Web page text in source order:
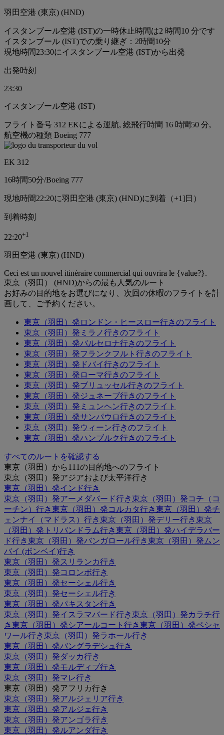
羽田空港 (東京) (HND)
イスタンブール空港 (IST)の一時休止時間は2 時間10 分です
イスタンブール (IST)での乗り継ぎ：2時間10分
現地時間23:30にイスタンブール空港 (IST)から出発
出発時刻
23:30
イスタンブール空港 (IST)
フライト番号 312 EKによる運航, 総飛行時間 16 時間50 分,
航空機の種類 Boeing 777
EK 312
16時間50分/Boeing 777
現地時間22:20に羽田空港 (東京) (HND)に到着（+1]日）
到着時刻
22:20+1
羽田空港 (東京) (HND)
Ceci est un nouvel itinéraire commercial qui ouvrira le {value?}.
東京（羽田） (HND)からの最も人気のルート
お好みの目的地をお選びになり、次回の休暇のフライトを計
画して、ご予約ください。
東京（羽田）発ロンドン・ヒースロー行きのフライト
東京（羽田）発ミラノ行きのフライト
東京（羽田）発バルセロナ行きのフライト
東京（羽田）発フランクフルト行きのフライト
東京（羽田）発ドバイ行きのフライト
東京（羽田）発ローマ行きのフライト
東京（羽田）発ブリュッセル行きのフライト
東京（羽田）発ジュネーブ行きのフライト
東京（羽田）発ミュンヘン行きのフライト
東京（羽田）発サンパウロ行きのフライト
東京（羽田）発ウィーン行きのフライト
東京（羽田）発ハンブルク行きのフライト
すべてのルートを確認する
東京（羽田）から111の目的地へのフライト
東京（羽田）発アジアおよび太平洋行き
東京（羽田）発インド行き
東京（羽田）発アーメダバード行き東京（羽田）発コチ（コ
ーチン）行き東京（羽田）発コルカタ行き東京（羽田）発チ
ェンナイ（マドラス）行き東京（羽田）発デリー行き東京
（羽田）発トリバンドラム行き東京（羽田）発ハイデラバー
ド行き東京（羽田）発バンガロール行き東京（羽田）発ムン
バイ (ボンベイ)行き
東京（羽田）発スリランカ行き
東京（羽田）発コロンボ行き
東京（羽田）発セーシェル行き
東京（羽田）発セーシェル行き
東京（羽田）発パキスタン行き
東京（羽田）発イスラマバード行き東京（羽田）発カラチ行
き東京（羽田）発シアールコート行き東京（羽田）発ペシャ
ワール行き東京（羽田）発ラホール行き
東京（羽田）発バングラデシュ行き
東京（羽田）発ダッカ行き
東京（羽田）発モルディブ行き
東京（羽田）発マレ行き
東京（羽田）発アフリカ行き
東京（羽田）発アルジェリア行き
東京（羽田）発アルジェ行き
東京（羽田）発アンゴラ行き
東京（羽田）発ルアンダ行き